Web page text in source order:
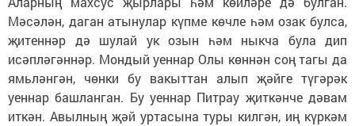
Мәсәлән, даган атынулар күпме көчле һәм озак булса,
җитеннәр дә шулай ук озын һәм ныкча була дип
исәпләгәннәр. Мондый уеннар Олы көннән соң тагы да
ямьләнгән, чөнки бу вакыттан алып җәйге түгәрәк
уеннар башланган. Бу уеннар Питрау җиткәнче дәвам
иткән. Авылның җәй уртасына туры килгән, иң күркәм